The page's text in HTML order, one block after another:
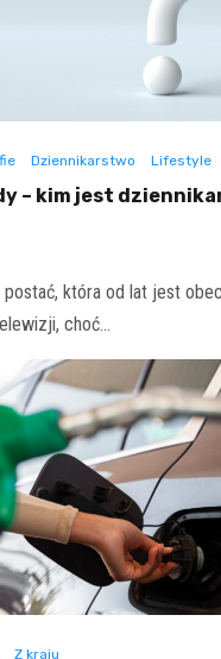
Dziennikarstwo Lifestyle
– kim jest
postać, która od lat jest
choć…
Z kraju